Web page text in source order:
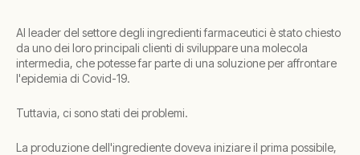
Al leader del settore degli ingredienti farmaceutici è stato chiesto
da uno dei loro principali clienti di sviluppare una molecola
intermedia, che potesse far parte di una soluzione per affrontare
l'epidemia di Covid-19.
Tuttavia, ci sono stati dei problemi.
La produzione dell'ingrediente doveva iniziare il prima possibile,